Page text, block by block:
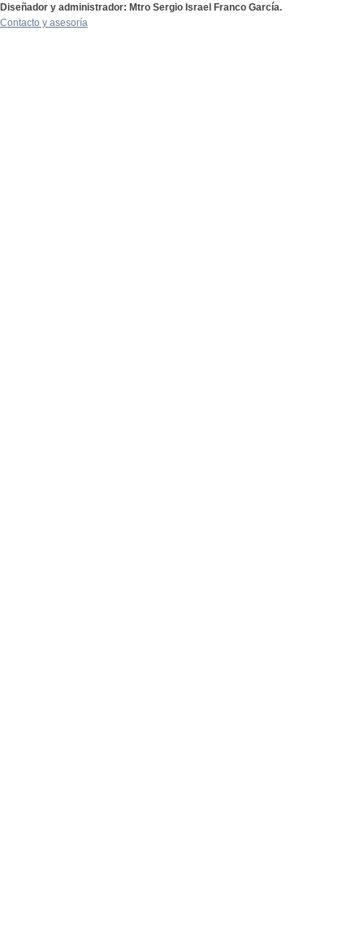
Diseñador y administrador: Mtro Sergio Israel Franco García.
Contacto y asesoría